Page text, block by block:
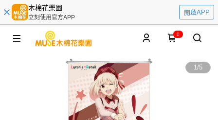
木棉花樂園
立刻使用官方APP
開啟APP
0
1/5